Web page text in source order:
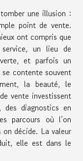
une illusion :
point de vente.
ont compris que
un lieu de
et parfois un
se contente souvent
la beauté, le
vente investissent
des diagnostics en
parcours où l’on
décide. La valeur
elle est dans le